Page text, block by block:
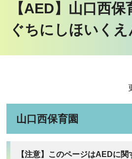
【AED】山口西保
ぐちにしほいくえ
山口西保育園
【注意】このページはAEDに関